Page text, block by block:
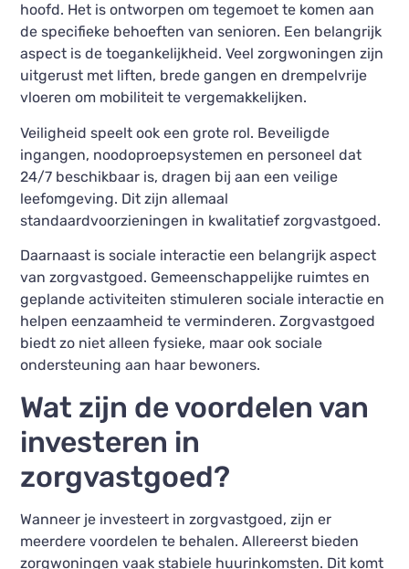
hoofd. Het is ontworpen om tegemoet te komen aan
de specifieke behoeften van senioren. Een belangrijk
aspect is de toegankelijkheid. Veel zorgwoningen zijn
uitgerust met liften, brede gangen en drempelvrije
vloeren om mobiliteit te vergemakkelijken.
Veiligheid speelt ook een grote rol. Beveiligde
ingangen, noodoproepsystemen en personeel dat
24/7 beschikbaar is, dragen bij aan een veilige
leefomgeving. Dit zijn allemaal
standaardvoorzieningen in kwalitatief zorgvastgoed.
Daarnaast is sociale interactie een belangrijk aspect
van zorgvastgoed. Gemeenschappelijke ruimtes en
geplande activiteiten stimuleren sociale interactie en
helpen eenzaamheid te verminderen. Zorgvastgoed
biedt zo niet alleen fysieke, maar ook sociale
ondersteuning aan haar bewoners.
Wat zijn de voordelen van
investeren in
zorgvastgoed?
Wanneer je investeert in zorgvastgoed, zijn er
meerdere voordelen te behalen. Allereerst bieden
zorgwoningen vaak stabiele huurinkomsten. Dit komt